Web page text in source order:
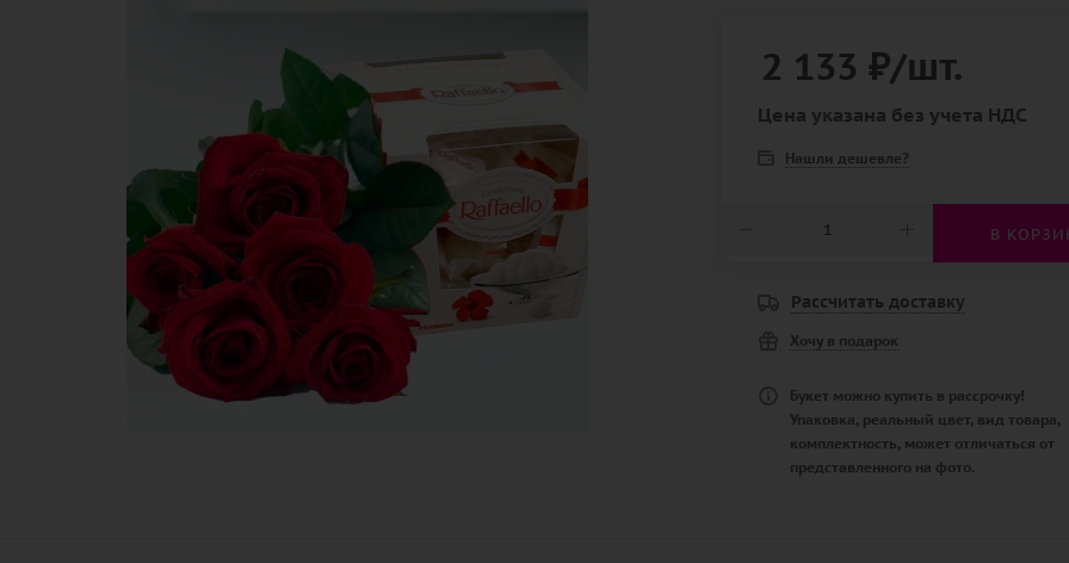
2 133 ₽/шт.
Цена указана без учета НДС
Нашли дешевле?
В
Рассчитать доставку
Хочу в подарок
Букет можно купить в рассрочку!
Упаковка, реальный цвет, вид товара,
комплектность, может отличаться от
представленного на фото.